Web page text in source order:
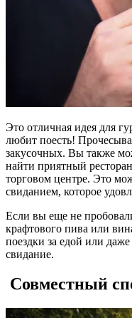
Это отличная идея для
любит поесть!
закусочных. Вы также
найти приятный
торговом центре. Это
свиданием, которое
Если вы еще не
крафтового пива или
поездки за едой или
свидание.
Совместный